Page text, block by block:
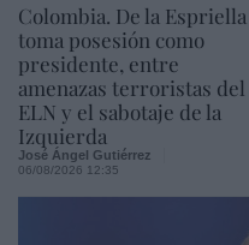
Colombia. De la Espriella
toma posesión como
presidente, entre
amenazas terroristas del
ELN y el sabotaje de la
Izquierda
José Ángel Gutiérrez
06/08/2026 12:35